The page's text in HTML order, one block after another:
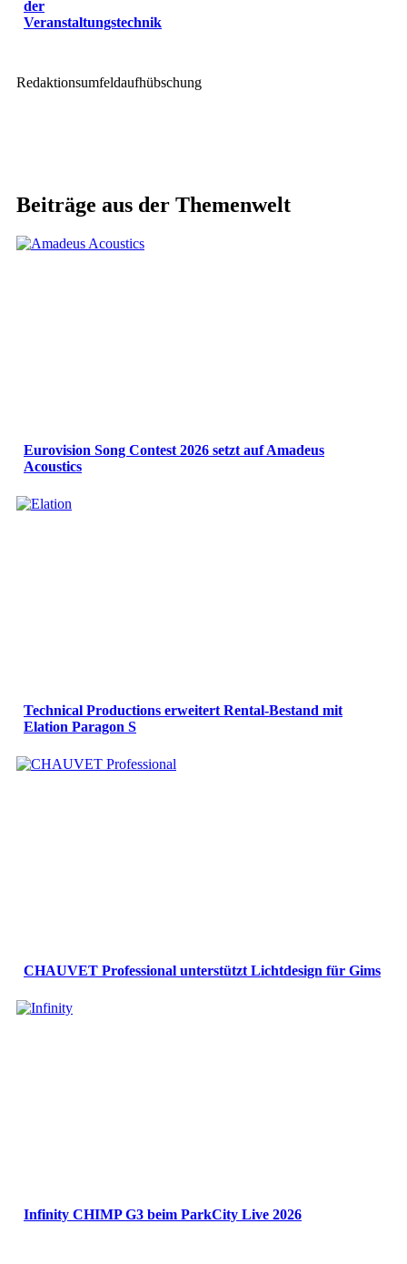
der
Veranstaltungstechnik
Redaktionsumfeldaufhübschung
Beiträge aus der Themenwelt
Eurovision Song Contest 2026 setzt auf Amadeus
Acoustics
Technical Productions erweitert Rental-Bestand mit
Elation Paragon S
CHAUVET Professional unterstützt Lichtdesign für Gims
Infinity CHIMP G3 beim ParkCity Live 2026